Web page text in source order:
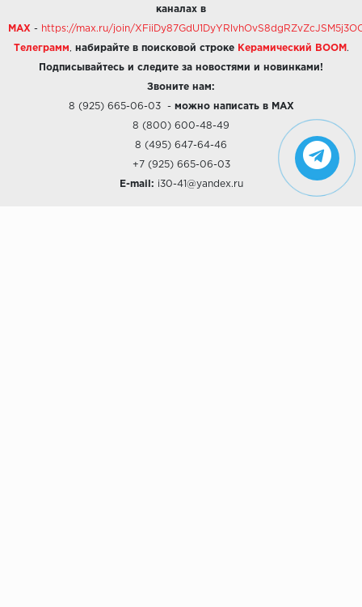
каналах в
MAX - https://max.ru/join/
Телеграмм набирайте в поисковой строке Керамический BOOM .
Подписывайтесь и следите за новостями и новинками!
Звоните нам:
8 (925) 665-06-03- можно написать в MAX
8 (800) 600-48-49
8 (495) 647-64-46
+7 (925) 665-06-03
E-mail: i30-41@yandex.ru